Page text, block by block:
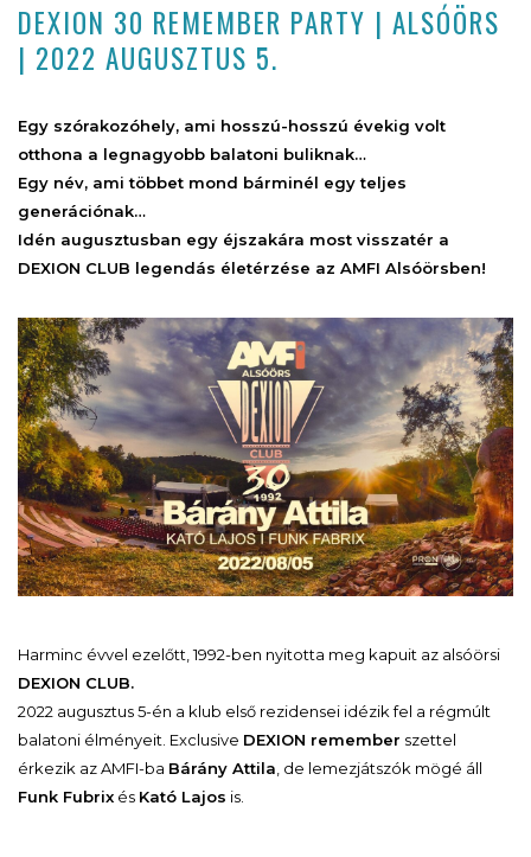
DEXION 30 REMEMBER PARTY | ALSÓÖRS
| 2022 AUGUSZTUS 5.
Egy szórakozóhely, ami hosszú-hosszú évekig volt
otthona a legnagyobb balatoni buliknak…
Egy név, ami többet mond bárminél egy teljes
generációnak…
Idén augusztusban egy éjszakára most visszatér a
DEXION CLUB legendás életérzése az AMFI Alsóörsben!
Harminc évvel ezelőtt, 1992-ben nyitotta meg kapuit az alsóörsi
DEXION CLUB.
2022 augusztus 5-én a klub első rezidensei idézik fel a régmúlt
balatoni élményeit. Exclusive DEXION remember szettel
érkezik az AMFI-ba Bárány Attila , de lemezjátszók mögé áll
Funk Fubrix és Kató Lajos is.